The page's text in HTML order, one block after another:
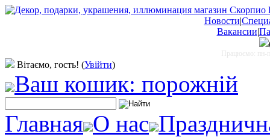
Новости|
Вакансии|
Працюємо: пн-
Вітаємо, гость! (Увійти)
Ваш кошик: порожній
Главная О нас